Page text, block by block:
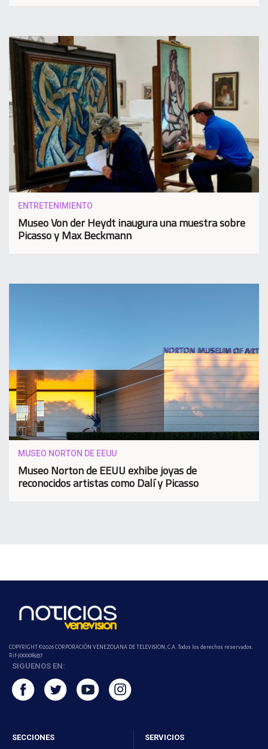
ENTRETENIMIENTO
Museo Von der Heydt inaugura una muestra sobre
Picasso y Max Beckmann
MUSEO NORTON DE EEUU
Museo Norton de EEUU exhibe joyas de
reconocidos artistas como Dalí y Picasso
COPYRIGHT ©2026 CORPORACIÓN VENEZOLANA DE TELEVISION, C.A. Todos los derechos reservados.
Rif-j000089337
SIGUENOS EN:
SECCIONES SERVICIOS